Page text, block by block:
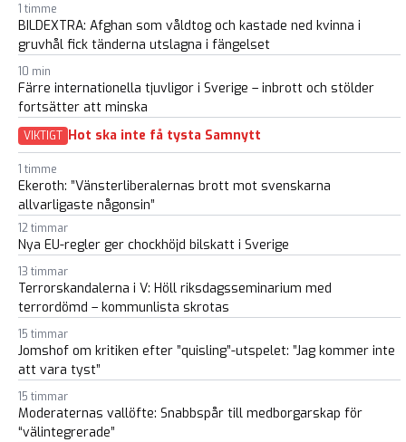
1 timme
BILDEXTRA: Afghan som våldtog och kastade ned kvinna i
gruvhål fick tänderna utslagna i fängelset
10 min
Färre internationella tjuvligor i Sverige – inbrott och stölder
fortsätter att minska
VIKTIGT Hot ska inte få tysta Samnytt
1 timme
Ekeroth: ”Vänsterliberalernas brott mot svenskarna
allvarligaste någonsin”
12 timmar
Nya EU-regler ger chockhöjd bilskatt i Sverige
13 timmar
Terrorskandalerna i V: Höll riksdagsseminarium med
terrordömd – kommunlista skrotas
15 timmar
Jomshof om kritiken efter ”quisling”-utspelet: ”Jag kommer inte
att vara tyst”
15 timmar
Moderaternas vallöfte: Snabbspår till medborgarskap för
“välintegrerade”